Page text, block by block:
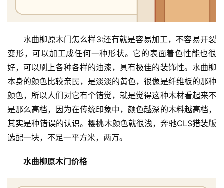
门
卧
室
门
卫
水曲柳原木门怎么样3:还有就是容易加工，不容易开裂
变形，可以加工成任何一种形状。它的表面着色性能也很
好，可以刷上各种各样的油漆，具有极佳的装饰性。水曲柳
本身的颜色比较亲民，是淡淡的黄色，很像是纤维板的那种
颜色，所以人们对它有个错觉，就是觉得这种木材看起来不
是那么高档，因为在传统印象中，颜色越深的木料越高档，
其实是种错误的认识。樱桃木颜色就很浅，奔驰CLS猎装版
选配一块，不足一平方米，两万。
水曲柳原木门价格